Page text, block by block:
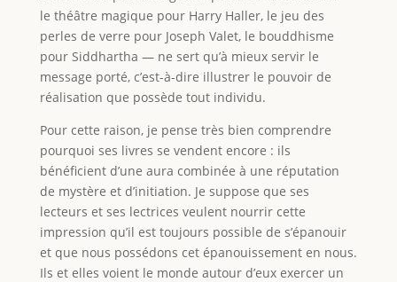
le théâtre magique pour Harry Haller, le jeu des
perles de verre pour Joseph Valet, le bouddhisme
pour Siddhartha — ne sert qu’à mieux servir le
message porté, c’est-à-dire illustrer le pouvoir de
réalisation que possède tout individu.
Pour cette raison, je pense très bien comprendre
pourquoi ses livres se vendent encore : ils
bénéficient d’une aura combinée à une réputation
de mystère et d’initiation. Je suppose que ses
lecteurs et ses lectrices veulent nourrir cette
impression qu’il est toujours possible de s’épanouir
et que nous possédons cet épanouissement en nous.
Ils et elles voient le monde autour d’eux exercer un